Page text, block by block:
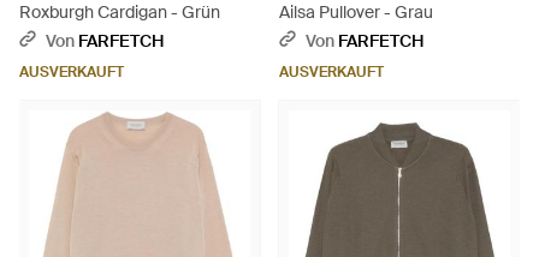
Roxburgh Cardigan - Grün
Von FARFETCH
AUSVERKAUFT
Ailsa Pullover - Grau
Von FARFETCH
AUSVERKAUFT